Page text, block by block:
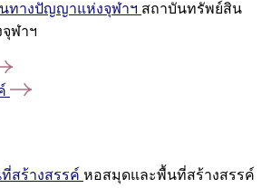
ทางปัญญาแห่งจุฬาฯ สถาบันทรัพย์สิน
ฬาฯ
สร้างสรรค์ หอสมุดและพื้นที่สร้างสรรค์